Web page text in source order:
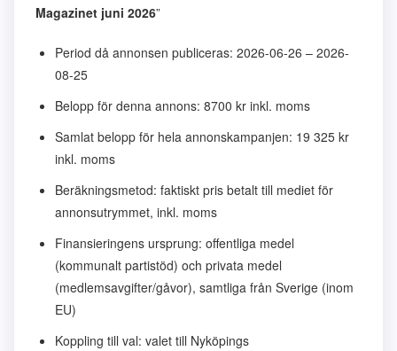
Magazinet juni 2026”
Period då annonsen publiceras: 2026-06-26 – 2026-
08-25
Belopp för denna annons: 8700 kr inkl. moms
Samlat belopp för hela annonskampanjen: 19 325 kr
inkl. moms
Beräkningsmetod: faktiskt pris betalt till mediet för
annonsutrymmet, inkl. moms
Finansieringens ursprung: offentliga medel
(kommunalt partistöd) och privata medel
(medlemsavgifter/gåvor), samtliga från Sverige (inom
EU)
Koppling till val: valet till Nyköpings